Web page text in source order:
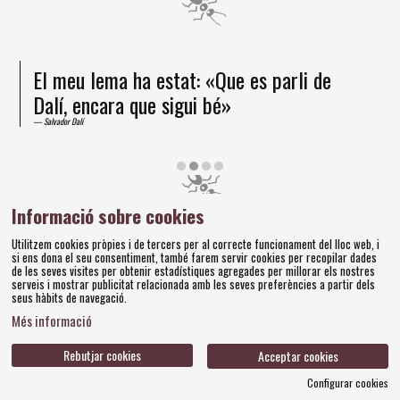
El meu lema ha estat: «Que es parli de
Dalí, encara que sigui bé»
Salvador Dalí
Figueres
Tel. 972 677 520 |amics@fundaciodali.org
Sitemap | Avís Legal
Contacteu | Bases concursos
Informació sobre cookies
Utilitzem cookies pròpies i de tercers per al correcte funcionament del lloc web, i
si ens dona el seu consentiment, també farem servir cookies per recopilar dades
de les seves visites per obtenir estadístiques agregades per millorar els nostres
serveis i mostrar publicitat relacionada amb les seves preferències a partir dels
seus hàbits de navegació.
Més informació
Acceptar cookies
Rebutjar cookies
Configurar cookies